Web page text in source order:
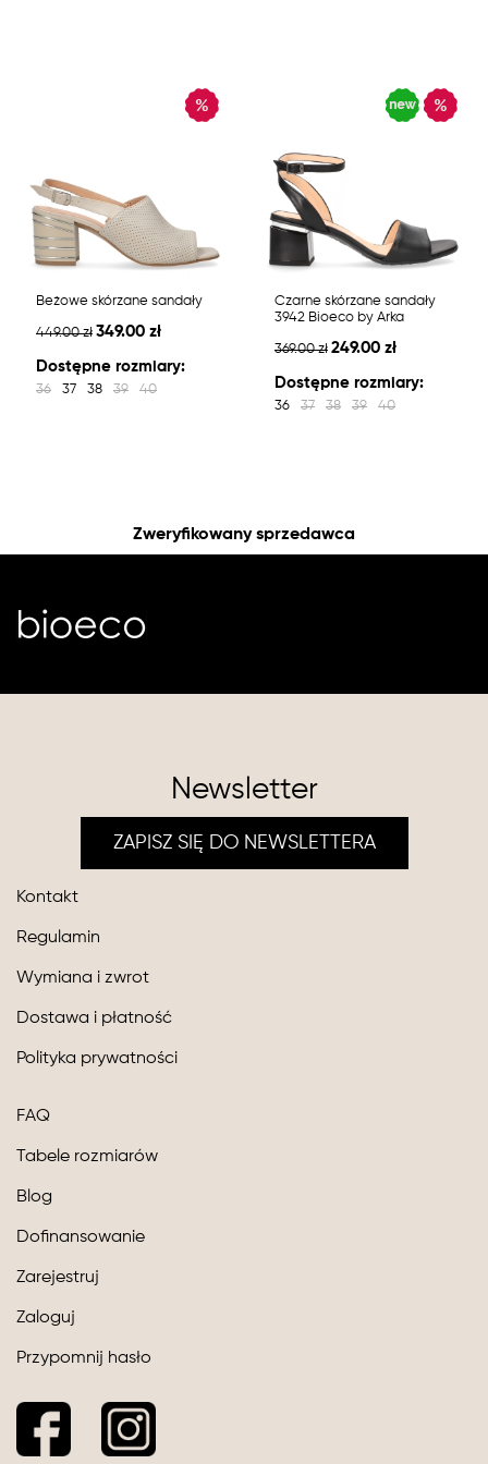
Beżowe skórzane sandały
449.00 zł 349.00 zł
Dostępne rozmiary:
36 37 38 39 40
Czarne skórzane sandały
3942 Bioeco by Arka
369.00 zł 249.00 zł
Dostępne rozmiary:
36 37 38 39 40
Zweryfikowany sprzedawca
Newsletter
ZAPISZ SIĘ DO NEWSLETTERA
Kontakt
Regulamin
Wymiana i zwrot
Dostawa i płatność
Polityka prywatności
FAQ
Tabele rozmiarów
Blog
Dofinansowanie
Zarejestruj
Zaloguj
Przypomnij hasło